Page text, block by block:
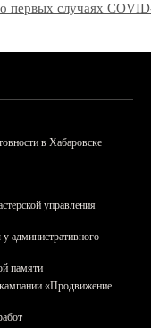
первых случаях
в Хабаровске
управления
административного
памяти
«Продвижение